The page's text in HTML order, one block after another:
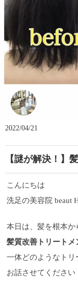
2022/04/21
【謎が解決！】
こんにちは
洗足の美容院 beaut
本日は、髪を根本か
髪質改善トリートメ
一体どのようなト
お話させてください